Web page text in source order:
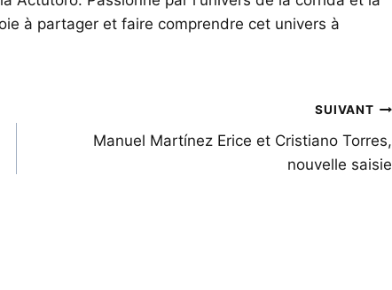
à partager et faire comprendre cet univers à
SUIVANT
Manuel Martínez Erice et Cristiano Torres,
nouvelle saisie